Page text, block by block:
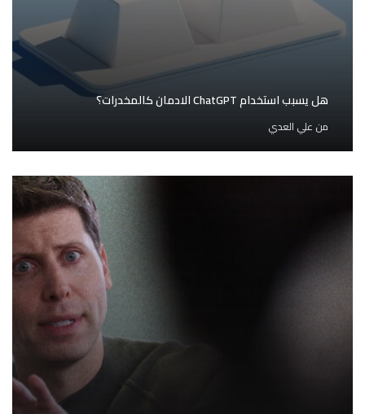
هل يسبب استخدام ChatGPT الادمان كالمخدرات؟
من علي العدي